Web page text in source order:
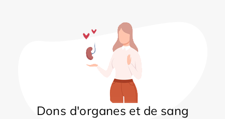
Dons d'organes et de sang